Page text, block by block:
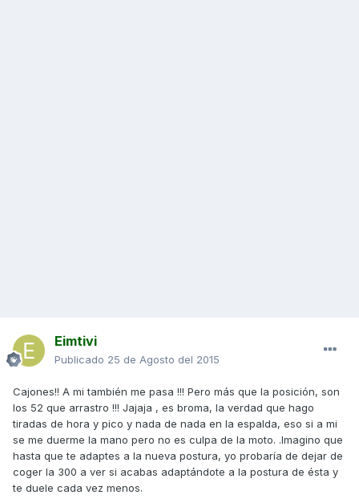
Eimtivi
Publicado 25 de Agosto del 2015
Cajones!! A mi también me pasa !!! Pero más que la posición, son
los 52 que arrastro !!! Jajaja , es broma, la verdad que hago
tiradas de hora y pico y nada de nada en la espalda, eso si a mi
se me duerme la mano pero no es culpa de la moto. .Imagino que
hasta que te adaptes a la nueva postura, yo probaría de dejar de
coger la 300 a ver si acabas adaptándote a la postura de ésta y
te duele cada vez menos.